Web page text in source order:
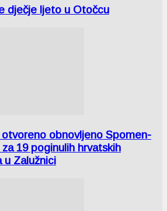
dječje ljeto u Otočcu
otvoreno obnovljeno Spomen-
19 poginulih hrvatskih
u Zalužnici